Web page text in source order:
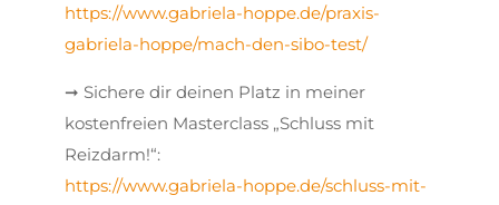
https://www.gabriela-hoppe.de/praxis-
gabriela-hoppe/mach-den-sibo-test/
➞ Sichere dir deinen Platz in meiner
kostenfreien Masterclass „Schluss mit
Reizdarm!“:
https://www.gabriela-hoppe.de/schluss-mit-